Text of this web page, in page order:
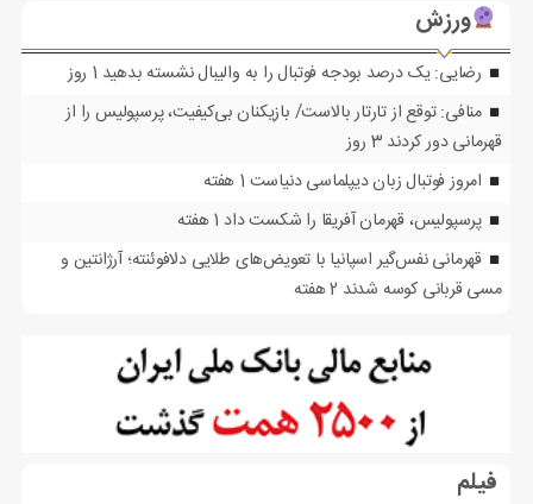
ورزش
رضایی: یک درصد بودجه فوتبال را به والیبال نشسته بدهید 1 روز
منافی: توقع از تارتار بالاست/ بازیکنان بی‌کیفیت، پرسپولیس را از
قهرمانی دور کردند 3 روز
امروز فوتبال زبان دیپلماسی دنیاست 1 هفته
پرسپولیس، قهرمان آفریقا را شکست داد 1 هفته
قهرمانی نفس‌گیر اسپانیا با تعویض‌های طلایی دلافوئنته؛ آرژانتین و
مسی قربانی کوسه شدند 2 هفته
فیلم